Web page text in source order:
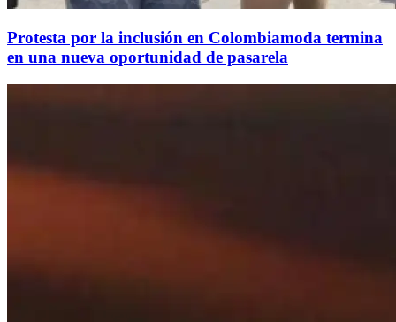
Protesta por la inclusión en Colombiamoda termina
en una nueva oportunidad de pasarela